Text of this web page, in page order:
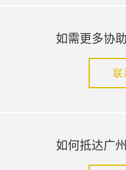
如需更多协
联
如何抵达广